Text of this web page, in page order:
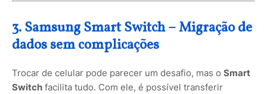
3. Samsung Smart Switch – Migração de
dados sem complicações
Trocar de celular pode parecer um desafio, mas o Smart
Switch facilita tudo. Com ele, é possível transferir